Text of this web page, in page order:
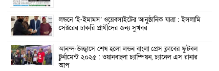
লন্ডনে ‘ই-ইমামস’ ওয়েবসাইটের আনুষ্ঠানিক যাত্রা : ইসলামি
সেক্টরের চাকরি প্রার্থীদের জন্য সুখবর
আনন্দ-উচ্ছ্বাসে শেষ হলো লন্ডন বাংলা প্রেস ক্লাবের ফুটবল
টুর্নামেন্ট ২০২৫ : ওয়ানবাংলা চ্যাম্পিয়ন, চ্যানেল এস রানার
আপ